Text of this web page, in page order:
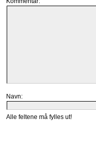
Navn:
Alle feltene må fylles ut!